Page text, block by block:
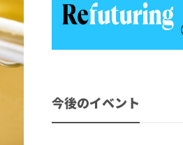
今後のイベント